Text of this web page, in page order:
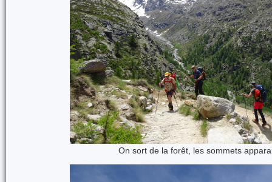
On sort de la forêt, les sommets